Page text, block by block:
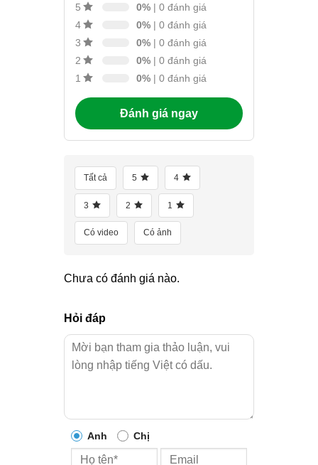
5 0% | 0 đánh giá
4
0% | 0 đánh giá
3
0% | 0 đánh giá
2
0% | 0 đánh giá
1
0% | 0 đánh giá
Đánh giá ngay
Tất cả 5 4
3 2 1
Có video Có ảnh
Chưa có đánh giá nào.
Hỏi đáp
Anh Chị